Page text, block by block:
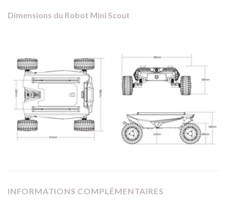
Dimensions du Robot Mini Scout
INFORMATIONS COMPLÉMENTAIRES